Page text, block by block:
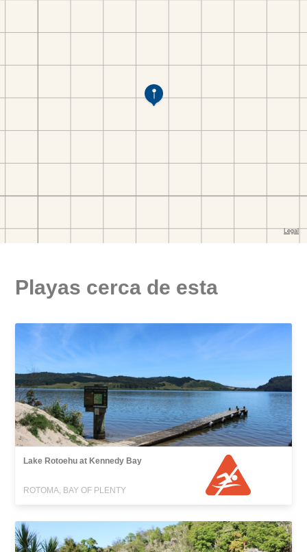
Playas cerca de esta
Lake Rotoehu at Kennedy Bay
ROTOMA, BAY OF PLENTY